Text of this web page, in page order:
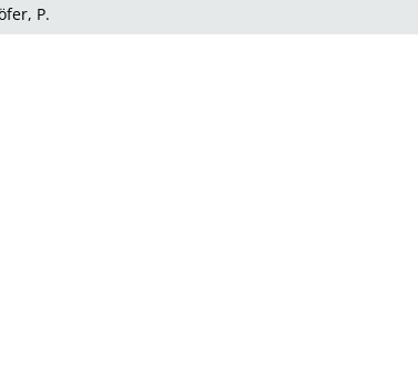
XML
50
P.